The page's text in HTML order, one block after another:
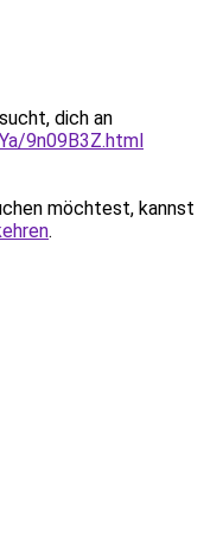
dich an
9n09B3Z.html
möchtest, kannst
.